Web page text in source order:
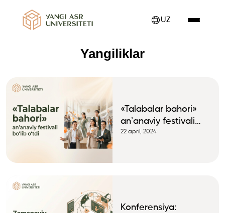
UZ
Yangiliklar
«Talabalar bahori»
anʼanaviy festivali
bo‘lib o‘tdi
22 april, 2024
Konferensiya: